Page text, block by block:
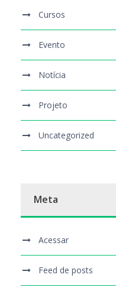
Cursos
Evento
Notícia
Projeto
Uncategorized
Meta
Acessar
Feed de posts